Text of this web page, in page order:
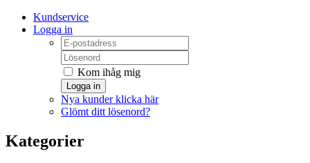
Kundservice
Logga in
Kom ihåg mig
Logga in
Nya kunder klicka här
Glömt ditt lösenord?
Kategorier